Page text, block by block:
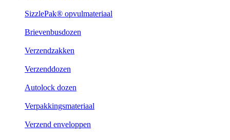
SizzlePak® opvulmateriaal
Brievenbusdozen
Verzendzakken
Verzenddozen
Autolock dozen
Verpakkingsmateriaal
Verzend enveloppen